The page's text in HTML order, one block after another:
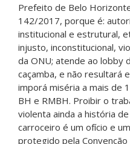
Prefeito de Belo
142/2017, porque é:
institucional e estrutural,
injusto, inconstitucional,
da ONU; atende ao lobby
caçamba, e não resultará
imporá miséria a mais de
BH e RMBH. Proibir o
violenta ainda a história
carroceiro é um ofício e
protegido pela